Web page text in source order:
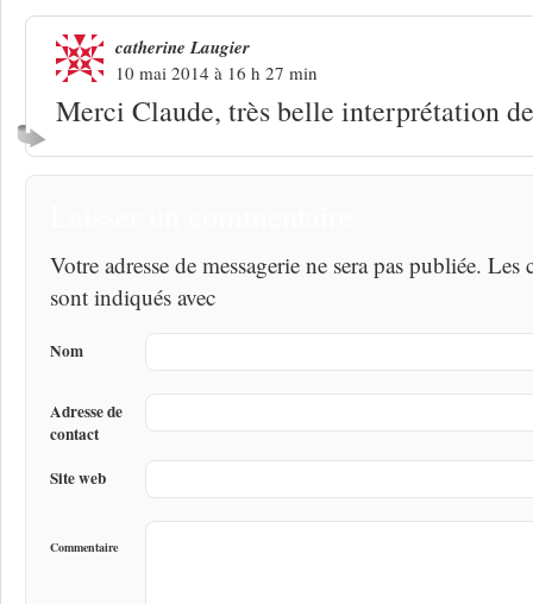
catherine Laugier
10 mai 2014 à 16 h 27 min
Merci Claude, très belle interprétation
Votre adresse de messagerie ne sera pas publiée.
sont indiqués avec
Nom
Adresse de
contact
Site web
Commentaire